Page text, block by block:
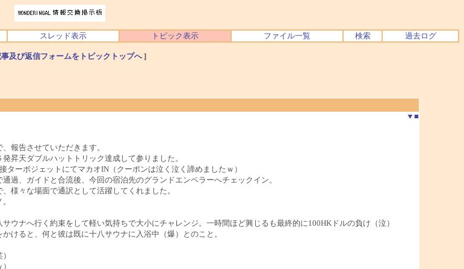
スレッド表示 トピック表示 ファイル一覧 検索 過去ログ
及び返信フォームをトピックトップへ]
▼ ■
報告させていただきます。
昇天ダブルハットトリック達成して参りました。
ーボジェットにてマカオIN（クーポンは泣く泣く諦めましたｗ）
過、ガイドと合流後、今回の宿泊先のグランドエンペラーへチェックイン。
様々な場面で通訳として活躍してくれました。
ウナへ行く約束をして軽い気持ちで大小にチャレンジ。一時間ほど興じるも最終的に100HKドルの負け（泣）
けると、何と彼は既に十八サウナに入浴中（爆）とのこと。